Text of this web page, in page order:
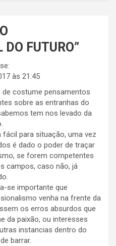
O
DO FUTURO”
às 21:45
de costume pensamentos
sobre as entranhas do
tem nos levado da
fácil para situação, uma vez
é dado o poder de traçar
se forem competentes
campos, caso não, já
se importante que
venha na frente da
os erros absurdos que
da paixão, ou interesses
instancias dentro do
barrar.